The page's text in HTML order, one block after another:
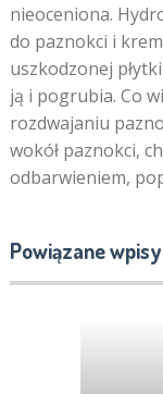
nieoceniona.
do paznokci i
uszkodzonej
ją i pogrubia. Co
rozdwajaniu
wokół paznokci,
odbarwieniem,
Powiązane wpisy